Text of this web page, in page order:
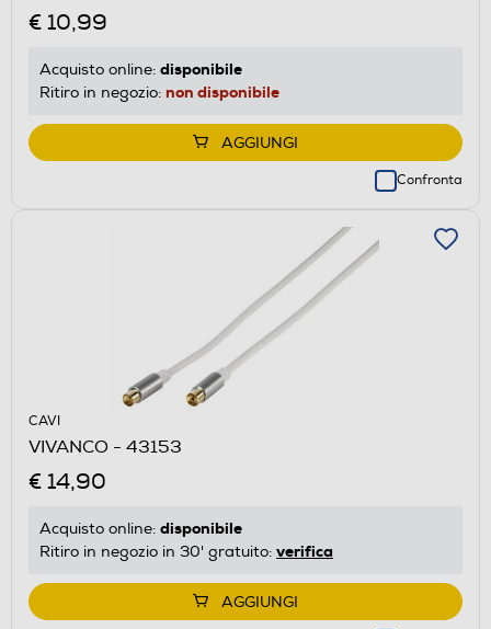
€ 10,99
Acquisto online: disponibile
Ritiro in negozio: non disponibile
AGGIUNGI
Confronta
CAVI
VIVANCO - 43153
€ 14,90
Acquisto online: disponibile
Ritiro in negozio in 30' gratuito: verifica
AGGIUNGI